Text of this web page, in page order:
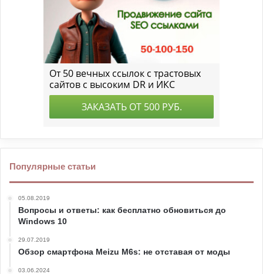
Популярные статьи
05.08.2019
Вопросы и ответы: как бесплатно обновиться до
Windows 10
29.07.2019
Обзор смартфона Meizu M6s: не отставая от моды
03.06.2024